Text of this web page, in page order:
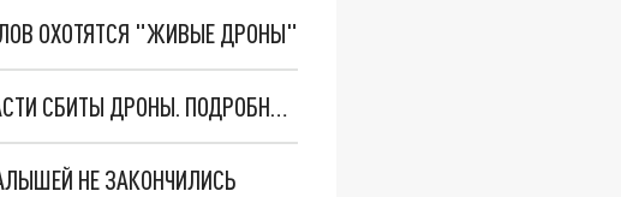
ОХОТЯТСЯ "ЖИВЫЕ ДРОНЫ"
ДРОЗДЕНКО: ЗА НОЧЬ В ВОЗДУШНОМ ПРОСТРАНСТВЕ ЛЕНОБЛАСТИ СБИТЫ ДРОНЫ. ПОДРОБНОСТИ
НЕ ЗАКОНЧИЛИСЬ